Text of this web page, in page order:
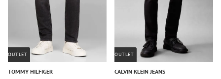
OUTLET
TOMMY HILFIGER
OUTLET
CALVIN KLEIN JEANS